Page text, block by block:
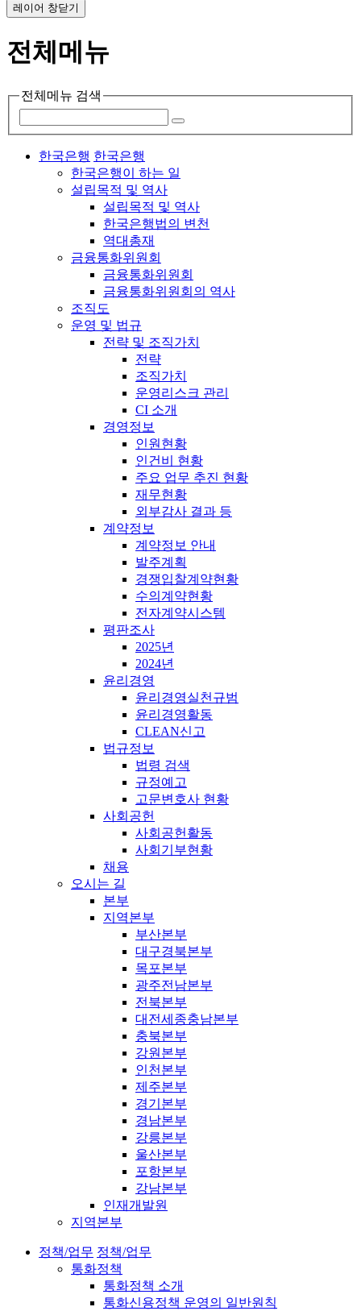
레이어 창닫기
전체메뉴
전체메뉴 검색
한국은행 한국은행
한국은행이 하는 일
설립목적 및 역사
설립목적 및 역사
한국은행법의 변천
역대총재
금융통화위원회
금융통화위원회
금융통화위원회의 역사
조직도
운영 및 법규
전략 및 조직가치
전략
조직가치
운영리스크 관리
CI 소개
경영정보
인원현황
인건비 현황
주요 업무 추진 현황
재무현황
외부감사 결과 등
계약정보
계약정보 안내
발주계획
경쟁입찰계약현황
수의계약현황
전자계약시스템
평판조사
2025년
2024년
윤리경영
윤리경영실천규범
윤리경영활동
CLEAN신고
법규정보
법령 검색
규정예고
고문변호사 현황
사회공헌
사회공헌활동
사회기부현황
채용
오시는 길
본부
지역본부
부산본부
대구경북본부
목포본부
광주전남본부
전북본부
대전세종충남본부
충북본부
강원본부
인천본부
제주본부
경기본부
경남본부
강릉본부
울산본부
포항본부
강남본부
인재개발원
지역본부
정책/업무 정책/업무
통화정책
통화정책 소개
통화신용정책 운영의 일반원칙